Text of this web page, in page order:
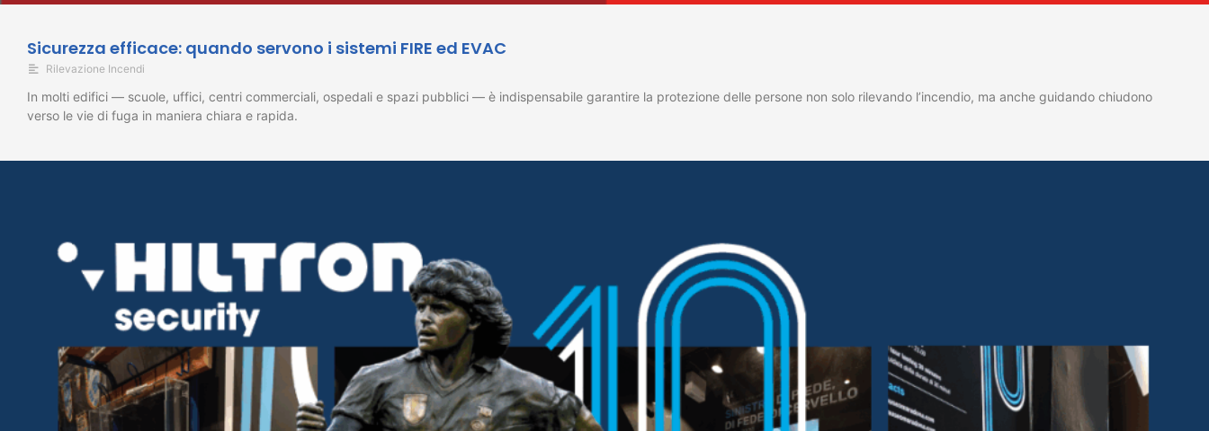
Sicurezza efficace: quando servono i sistemi FIRE ed EVAC
Rilevazione Incendi
In molti edifici — scuole, uffici, centri commerciali, ospedali e spazi pubblici — è indispensabile garantire la protezione delle persone non solo rilevando l’incendio, ma anche guidando chiudono
verso le vie di fuga in maniera chiara e rapida.